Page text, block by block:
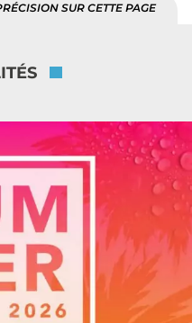
SUR CETTE PAGE